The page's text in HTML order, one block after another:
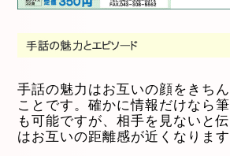
手話の魅力はお互いの顔をきち
ことです。確かに情報だけなら
も可能ですが、相手を見ないと
はお互いの距離感が近くなります